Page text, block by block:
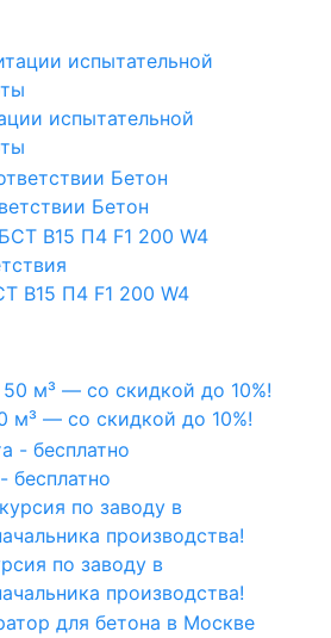
испытательной
Бетон
B15 П4 F1 200 W4
м³ — со скидкой до 10%!
бесплатно
по заводу в
производства!